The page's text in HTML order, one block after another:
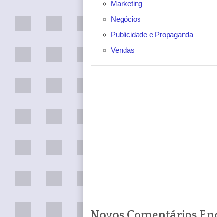
Marketing
Negócios
Publicidade e Propaganda
Vendas